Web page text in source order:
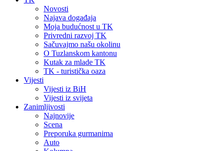
Novosti
Najava događaja
Moja budućnost u TK
Privredni razvoj TK
Sačuvajmo našu okolinu
O Tuzlanskom kantonu
Kutak za mlade TK
TK - turistička oaza
Vijesti
Vijesti iz BiH
Vijesti iz svijeta
Zanimljivosti
Najnovije
Scena
Preporuka gurmanima
Auto